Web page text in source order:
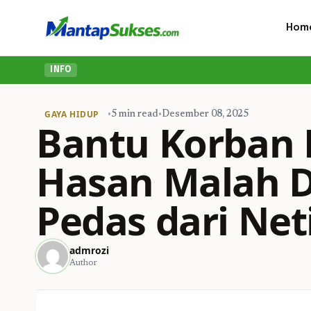
INFO
GAYA HIDUP •5 min read•Desember 08, 2025
Bantu
Hasan Malah
Pedas dari
admrozi
Author